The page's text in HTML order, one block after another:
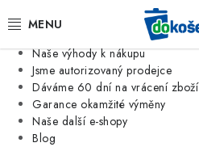
Jsme tradiční česká firma
Naše výhody k nákupu
Jsme autorizovaný prodejce
Dáváme 60 dní na vrácení zboží
Garance okamžité výměny
Naše další e-shopy
Blog
KOŠE
SÁČKY